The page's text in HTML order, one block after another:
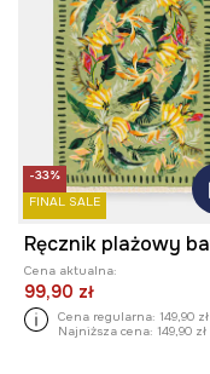
-33%
FINAL SALE
Cena aktualna:
99,90 zł
Cena regularna: 149,90 zł
Najniższa cena: 149,90 zł